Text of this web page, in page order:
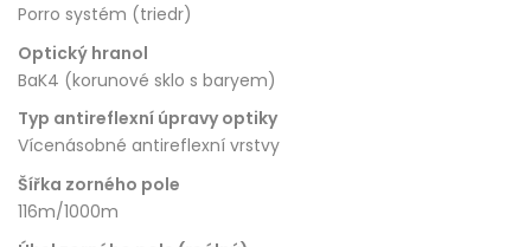
Porro systém (triedr)
Optický hranol
BaK4 (korunové sklo s baryem)
Typ antireflexní úpravy optiky
Vícenásobné antireflexní vrstvy
Šířka zorného pole
116m/1000m